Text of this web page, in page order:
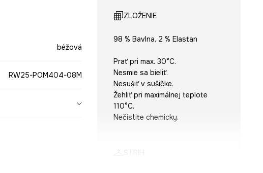
béžová
RW25-POM404-08M
ZLOŽENIE
98 % Bavlna, 2 % Elastan
Prať pri max. 30°C.
Nesmie sa bieliť.
Nesušiť v sušičke.
Žehliť pri maximálnej teplote
110°C.
Nečistite chemicky.